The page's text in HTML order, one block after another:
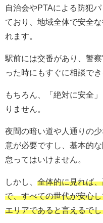
自治会やPTAによる防犯
ており、地域全体で安全
れます。
駅前には交番があり、警
った時にもすぐに相談で
もちろん、「絶対に安全
りません。
夜間の暗い道や人通りの
意が必要ですし、基本的
怠ってはいけません。
しかし、 全体的に見れば
で、すべての世代が安心
エリアであると言えるで